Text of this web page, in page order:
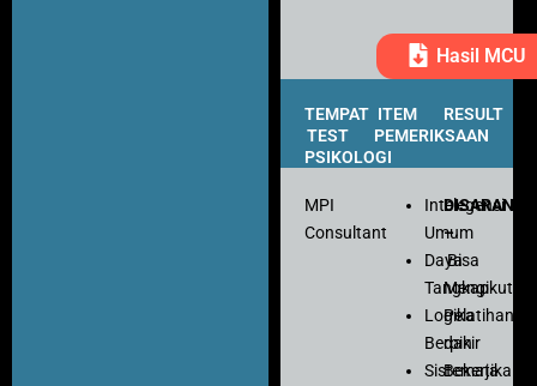
Hasil MCU
TEMPAT
TEST
PSIKOLOGI
ITEM
PEMERIKSAAN
RESULT
MPI
Consultant
Intelegensi
Umum
Daya
Tangkap
Logika
Berpikir
Sistematika
–
Bisa
Mengikuti
Pelatihan
dan
Bekerja